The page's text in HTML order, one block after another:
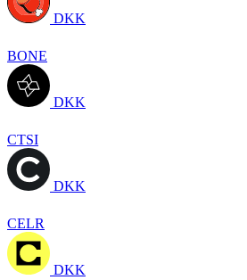
DKK
BONE
DKK
CTSI
DKK
CELR
DKK